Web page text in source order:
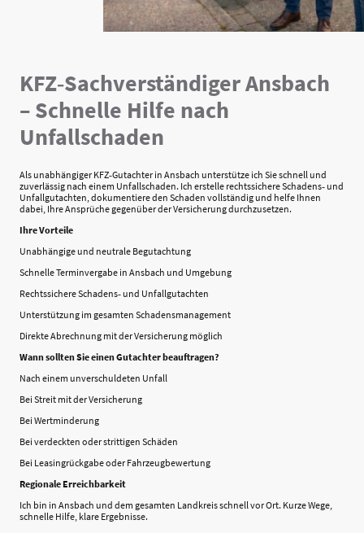
KFZ‑Sachverständiger Ansbach
– Schnelle Hilfe nach
Unfallschaden
Als unabhängiger KFZ‑Gutachter in Ansbach unterstütze ich Sie schnell und
zuverlässig nach einem Unfallschaden. Ich erstelle rechtssichere Schadens‑ und
Unfallgutachten, dokumentiere den Schaden vollständig und helfe Ihnen
dabei, Ihre Ansprüche gegenüber der Versicherung durchzusetzen.
Ihre Vorteile
Unabhängige und neutrale Begutachtung
Schnelle Terminvergabe in Ansbach und Umgebung
Rechtssichere Schadens‑ und Unfallgutachten
Unterstützung im gesamten Schadensmanagement
Direkte Abrechnung mit der Versicherung möglich
Wann sollten Sie einen Gutachter beauftragen?
Nach einem unverschuldeten Unfall
Bei Streit mit der Versicherung
Bei Wertminderung
Bei verdeckten oder strittigen Schäden
Bei Leasingrückgabe oder Fahrzeugbewertung
Regionale Erreichbarkeit
Ich bin in Ansbach und dem gesamten Landkreis schnell vor Ort. Kurze Wege,
schnelle Hilfe, klare Ergebnisse.